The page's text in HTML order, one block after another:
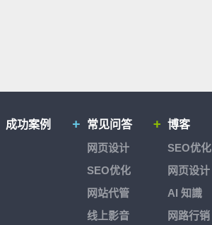
成功案例
常见问答
网页设计
SEO优化
网站代管
线上影音
博客
SEO优化
网页设计
AI 知識
网路行销